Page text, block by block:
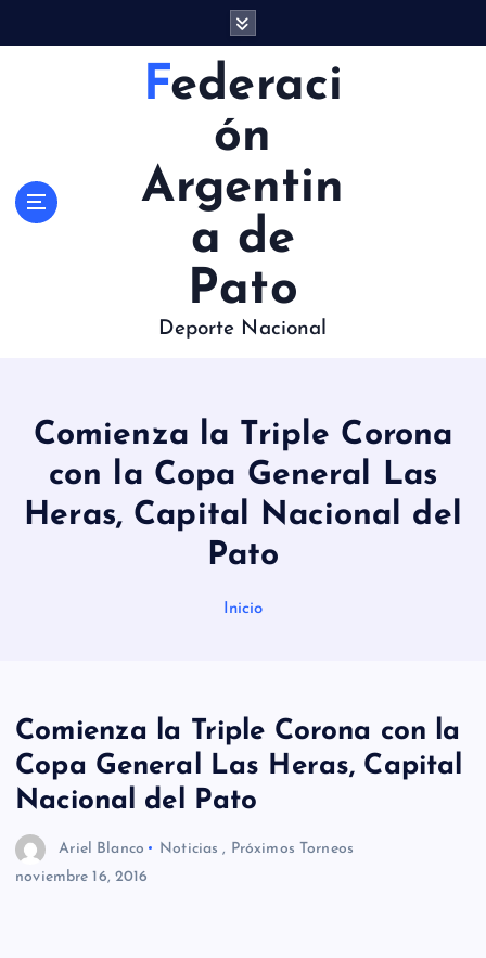
Federaci
ón
Argentin
a de
Pato
Deporte Nacional
Comienza la Triple Corona
con la Copa General Las
Heras, Capital Nacional del
Pato
Inicio
Comienza la Triple Corona con la
Copa General Las Heras, Capital
Nacional del Pato
Ariel Blanco Noticias , Próximos Torneos
noviembre 16, 2016